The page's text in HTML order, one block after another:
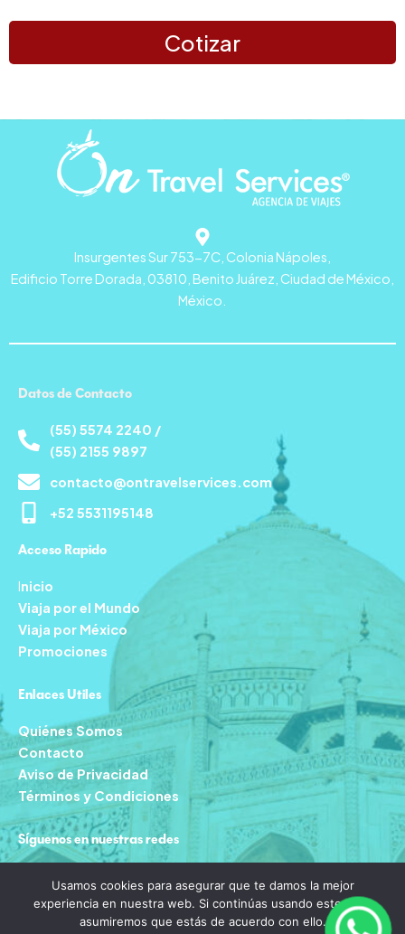
Cotizar
Insurgentes Sur 753-7C, Colonia Nápoles,
Edificio Torre Dorada, 03810, Benito Juárez, Ciudad de México,
México.
Datos de Contacto
(55) 5574 2240 /
(55) 2155 9897
contacto@ontravelservices.com
+52 5531195148
Acceso Rapido
Inicio
Viaja por el Mundo
Viaja por México
Promociones
Enlaces Utiles
Quiénes Somos
Contacto
Aviso de Privacidad
Términos y Condiciones
Síguenos en nuestras redes
a
c
e
n
s
t
i
k
t
o
u
t
Usamos cookies para asegurar que te damos la mejor
experiencia en nuestra web. Si continúas usando este sitio,
asumiremos que estás de acuerdo con ello.